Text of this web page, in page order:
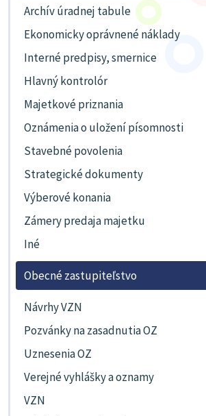
Archív úradnej tabule
Ekonomicky oprávnené náklady
Interné predpisy, smernice
Hlavný kontrolór
Majetkové priznania
Oznámenia o uložení písomnosti
Stavebné povolenia
Strategické dokumenty
Výberové konania
Zámery predaja majetku
Iné
Obecné zastupiteľstvo
Návrhy VZN
Pozvánky na zasadnutia OZ
Uznesenia OZ
Verejné vyhlášky a oznamy
VZN